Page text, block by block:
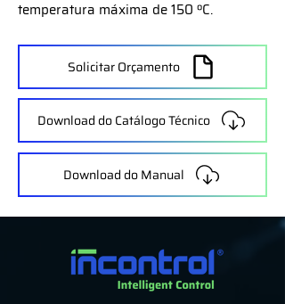
temperatura máxima de 150 ºC.
Solicitar Orçamento
Download do Catálogo Técnico
Download do Manual